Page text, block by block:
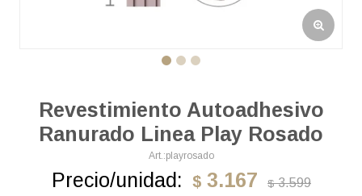
Revestimiento Autoadhesivo
Ranurado Linea Play Rosado
playrosado
Precio/unidad: $ 3.167 $ 3.599